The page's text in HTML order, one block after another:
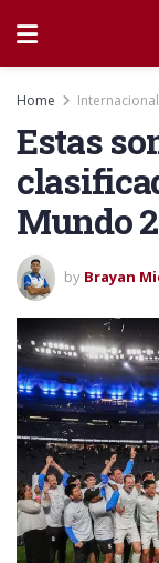
Home
Estas
Mundo
by Brayan